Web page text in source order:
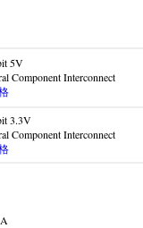
5V
Component Interconnect
3.3V
Component Interconnect